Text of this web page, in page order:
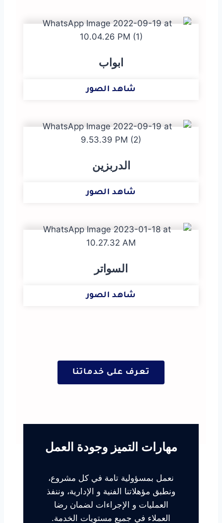
ابواب
شاهد الصور
الدربزين
شاهد الصور
السواتر
شاهد الصور
تعرف على خدماتنا
مهارات التميز وجودة العمل
نعمل بمسؤولية تامة في كل مشروع،
ونطبق مؤهلاتنا الفنية و الإدارية، وننفذ
العمليات و الإجراءات لضمان رضا
العملاء في جميع مستويات الخدمة.